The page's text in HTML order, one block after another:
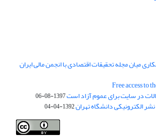
میان مجله تحقیقات اقتصادی با انجمن مالی ایران
Free access to
در سایت برای عموم آزاد است1397-08-06
الکترونیکی دانشگاه تهران1392-04-04